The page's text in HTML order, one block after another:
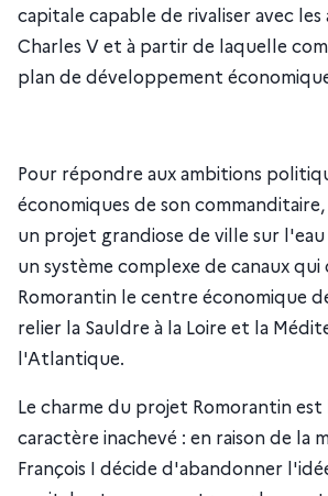
capitale capable de rivaliser avec
Charles V et à partir de laquelle
plan de développement
Pour répondre aux ambitions
économiques de son
un projet grandiose de ville sur
un système complexe de canaux
Romorantin le centre économique
relier la Sauldre à la Loire et la
l'Atlantique.
Le charme du projet Romorantin est
caractère inachevé : en raison de la
François I décide d'abandonner